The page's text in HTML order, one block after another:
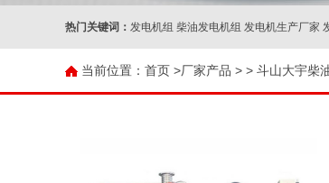
热门关键词： 发电机组 柴油发电机组 发电机生产厂家
当前位置： 首页 >厂家产品 > > 斗山大宇柴